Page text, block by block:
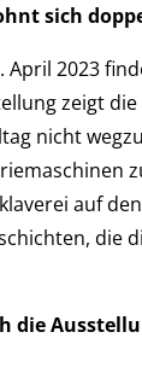
sich
April 2023
zeigt
nicht
auf
die
die